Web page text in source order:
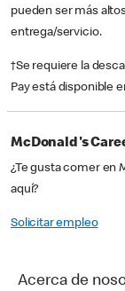
pueden ser más
entrega/servicio.
†Se requiere la
Pay está disponible
McDonald's
¿Te gusta comer en
aquí?
Solicitar empleo
Acerca de